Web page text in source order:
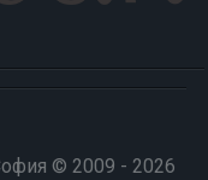
© 2009 - 2026